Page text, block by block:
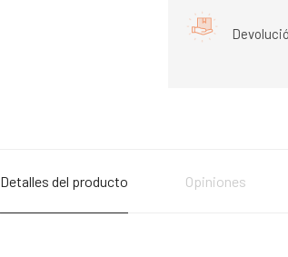
Detalles del producto Opiniones